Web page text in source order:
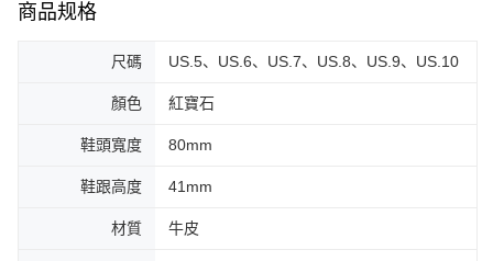
商品规格
尺碼 US.5、US.6、US.7、US.8、US.9、US.10
顏色 紅寶石
鞋頭寬度 80mm
鞋跟高度 41mm
材質 牛皮